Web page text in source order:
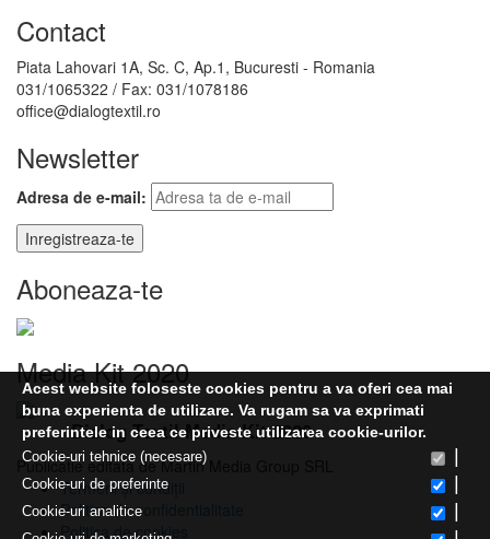
Contact
Piata Lahovari 1A, Sc. C, Ap.1, Bucuresti - Romania
031/1065322 / Fax: 031/1078186
office@dialogtextil.ro
Newsletter
Adresa de e-mail:
Aboneaza-te
Media Kit 2020
Dialog Textil Media Kit 2020
Publicatie editata de Martin Media Group SRL
Termeni și condiții
Politica de confidentialitate
Politica de cookies
Acest website foloseste cookies pentru a va oferi cea mai
buna experienta de utilizare. Va rugam sa va exprimati
preferintele in ceea ce priveste utilizarea cookie-urilor.
Cookie-uri tehnice (necesare)
Cookie-uri de preferinte
Cookie-uri analitice